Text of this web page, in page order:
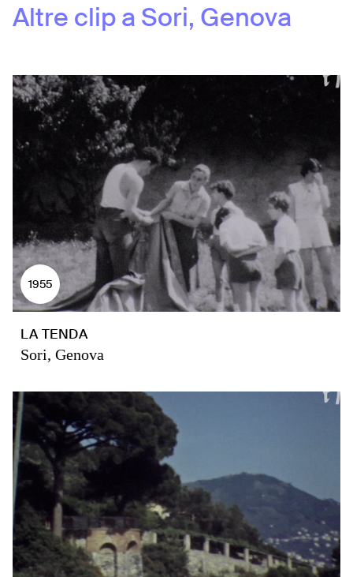
Altre clip a Sori, Genova
1955
LA TENDA
Sori, Genova